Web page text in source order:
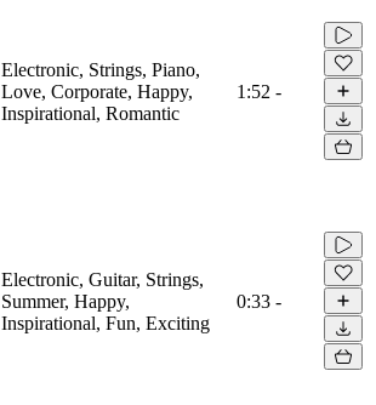
Electronic, Strings, Piano,
Love, Corporate, Happy,
Inspirational, Romantic
1:52 -
Electronic, Guitar, Strings,
Summer, Happy,
Inspirational, Fun, Exciting
0:33 -